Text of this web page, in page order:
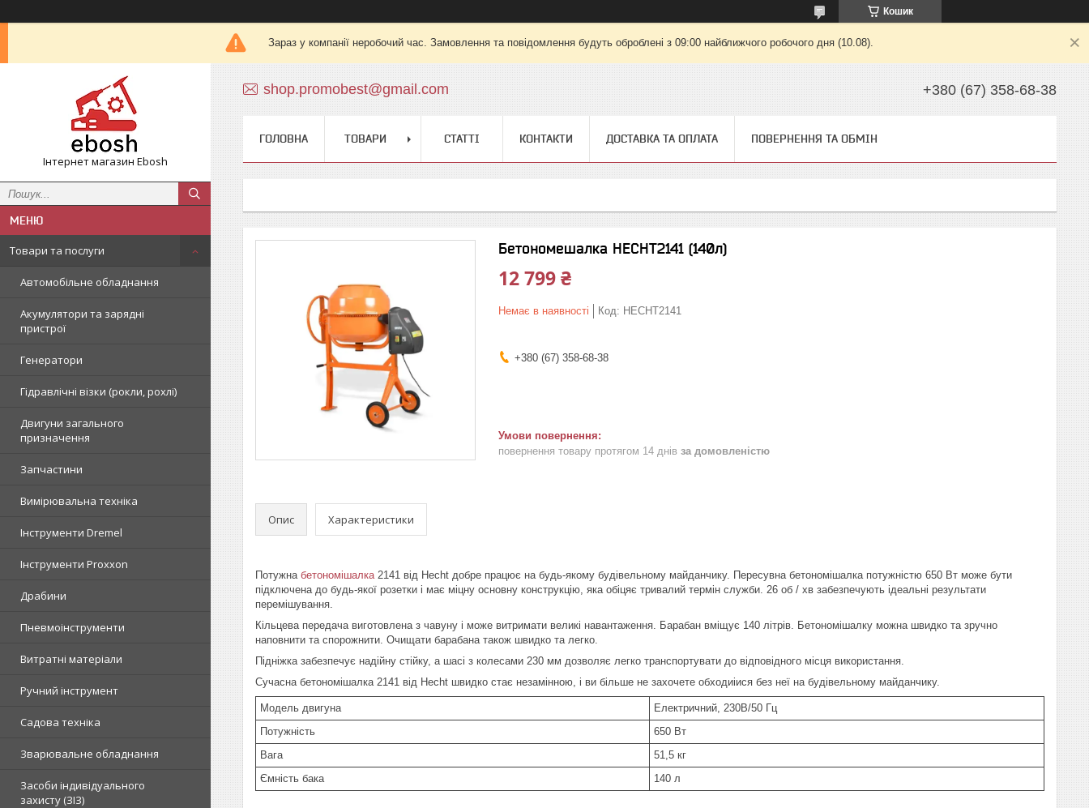
Кошик
Зараз у компанії неробочий час. Замовлення та повідомлення будуть оброблені з 09:00 найближчого робочого дня (10.08).
Інтернет магазин Ebosh
Товари та послуги
Автомобільне обладнання
Акумулятори та зарядні
пристрої
Генератори
Гідравлічні візки (рокли, рохлі)
Двигуни загального
призначення
Запчастини
Вимірювальна техніка
Інструменти Dremel
Інструменти Proxxon
Драбини
Пневмоінструменти
Витратні матеріали
Ручний інструмент
Садова техніка
Зварювальне обладнання
Засоби індивідуального
захисту (ЗІЗ)
shop.promobest@gmail.com +380 (67) 358-68-38
ГОЛОВНА ТОВАРИ СТАТТІ КОНТАКТИ ДОСТАВКА ТА ОПЛАТА ПОВЕРНЕННЯ ТА ОБМІН
Бетономешалка HECHT2141 (140л)
12 799 ₴
Немає в наявності Код: HECHT2141
+380 (67) 358-68-38
повернення товару протягом 14 днів за домовленістю
Опис Характеристики
Потужна бетономішалка2141 від Hecht добре працює на будь-якому будівельному майданчику. Пересувна бетономішалка потужністю 650 Вт може бути
підключена до будь-якої розетки і має міцну основну конструкцію, яка обіцяє тривалий термін служби. 26 об / хв забезпечують ідеальні результати
перемішування.
Кільцева передача виготовлена з чавуну і може витримати великі навантаження. Барабан вміщує 140 літрів. Бетономішалку можна швидко та зручно
наповнити та спорожнити. Очищати барабана також швидко та легко.
Підніжка забезпечує надійну стійку, а шасі з колесами 230 мм дозволяє легко транспортувати до відповідного місця використання.
Сучасна бетономішалка 2141 від Hecht швидко стає незамінною, і ви більше не захочете обходиіися без неї на будівельному майданчику.
Модель двигуна
Електричний, 230В/50 Гц
Потужність
650 Вт
Вага
51,5 кг
Ємність бака
140 л